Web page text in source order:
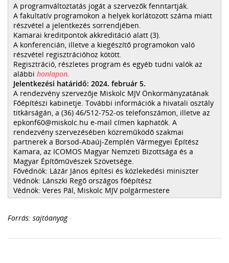
A programváltoztatás jogát a szervezők fenntartják.
A fakultatív programokon a helyek korlátozott száma miatt
részvétel a jelentkezés sorrendjében.
Kamarai kreditpontok akkreditáció alatt (3).
A konferencián, illetve a kiegészítő programokon való
részvétel regisztrációhoz kötött.
Regisztráció, részletes program és egyéb tudni valók az
alábbi honlapon.
Jelentkezési határidő: 2024. február 5.
A rendezvény szervezője Miskolc MJV Önkormányzatának
Főépítészi kabinetje. További információk a hivatali osztály
titkárságán, a (36) 46/512-752-os telefonszámon, illetve az
epkonf60@miskolc.hu e-mail címen kaphatók. A
rendezvény szervezésében közreműködő szakmai
partnerek a Borsod-Abaúj-Zemplén Vármegyei Építész
Kamara, az ICOMOS Magyar Nemzeti Bizottsága és a
Magyar Építőművészek Szövetsége.
Fővédnök: Lázár János építési és közlekedési miniszter
Védnök: Lánszki Regő országos főépítész
Védnök: Veres Pál, Miskolc MJV polgármestere
Forrás: sajtóanyag